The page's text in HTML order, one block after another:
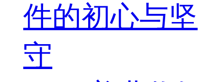
件的初心与坚
守